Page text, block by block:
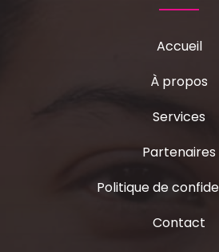
Accueil
À propos
Services
Partenaires
Politique de
Contact